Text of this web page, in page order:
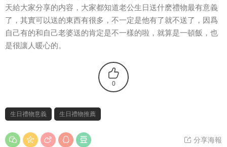
天給大家分享的内容，大家都知道老公生日送什麽禮物最有意義
了，其實可以送的東西有很多，不一定是他有了就不送了，因爲
自己有的和自己老婆送的肯定是不一樣的啦，就算是一頓飯，也
是很讓人暖心的。
0
生日禮物意義 生日禮物推薦
分享海報